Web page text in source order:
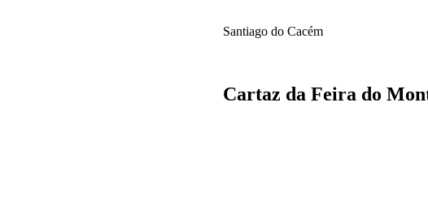
Santiago do Cacém
Cartaz da Feira do